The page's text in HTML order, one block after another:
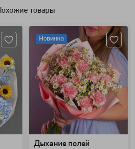
Похожие товары
Новинка
Дыхание полей